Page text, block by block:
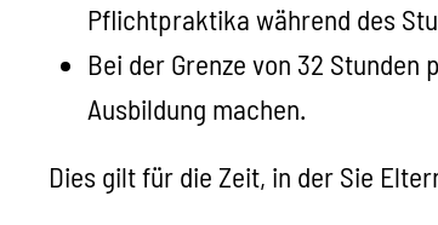
Pflichtpraktika während des
Bei der Grenze von 32
Ausbildung machen.
Dies gilt für die Zeit, in der Sie